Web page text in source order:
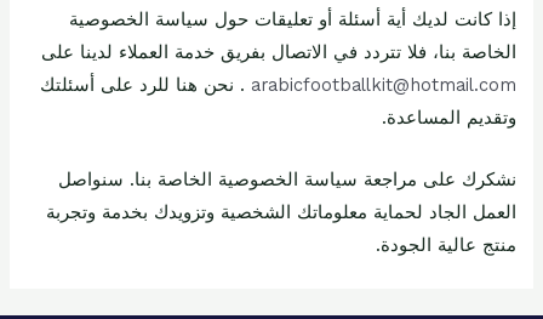
إذا كانت لديك أية أسئلة أو تعليقات حول سياسة الخصوصية
الخاصة بنا، فلا تتردد في الاتصال بفريق خدمة العملاء لدينا على
arabicfootballkit@hotmail.com . نحن هنا للرد على أسئلتك
وتقديم المساعدة.
نشكرك على مراجعة سياسة الخصوصية الخاصة بنا. سنواصل
العمل الجاد لحماية معلوماتك الشخصية وتزويدك بخدمة وتجربة
منتج عالية الجودة.